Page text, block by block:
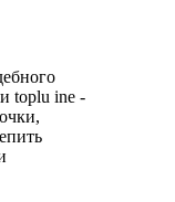
toрlu ine -